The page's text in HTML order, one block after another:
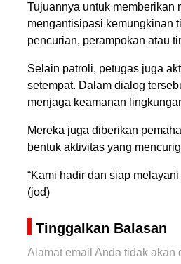
Tujuannya untuk memberikan
mengantisipasi kemungkinan
pencurian, perampokan atau
Selain patroli, petugas juga
setempat. Dalam dialog
menjaga keamanan
Mereka juga diberikan
bentuk aktivitas yang
“Kami hadir dan siap
(jod)
Tinggalkan Balasan
Alamat email Anda tidak akan